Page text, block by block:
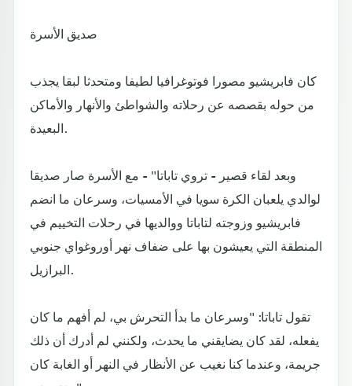
صديق الأسرة
كان فابريشيو مصورا فوتوغرافيا لطيفا ومتحدثا لبقا يجذب
من حوله بقصصه عن رحلاته والشواطئ والأنهار والأماكن
البعيدة.
وبعد لقاء قصير - تروي تاباتا" - مع الأسرة صار صديقا
لوالدي يلعبان الكرة سويا في الأمسيات، وسرعان ما انضم
فابريشيو وزوجته لتاباتا ووالديها في رحلات التخييم في
المنطقة التي يعيشون بها على ضفاف نهر أوروغواي جنوبي
البرازيل.
تقول تاباتا: "وسرعان ما بدأ التحرش بي، لم أفهم ما كان
يفعله، لقد كان يضايقني ما يحدث، ولكنني لم أدرك أن ذلك
جريمة، وعندما كنا نغيب عن الأنظار في النهر أو الغابة كان